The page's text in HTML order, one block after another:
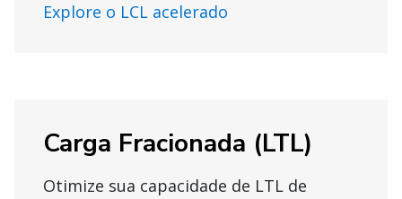
Explore o LCL acelerado
Carga Fracionada (LTL)
Otimize sua capacidade de LTL de